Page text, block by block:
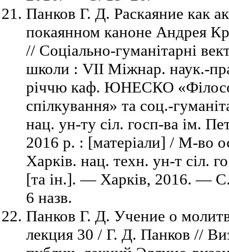
Панков Г. Д. Раскаяние как
покаянном каноне Андрея
// Соціально-гуманітарні
школи : VII Міжнар. наук.-
річчю каф. ЮНЕСКО
спілкування» та соц.-
нац. ун-ту сіл. госп-ва ім.
2016 р. : [матеріали] / М-во
Харків. нац. техн. ун-т сіл.
[та ін.]. — Харків, 2016. —
6 назв.
Панков Г. Д. Учение о
лекция 30 / Г. Д. Панков //